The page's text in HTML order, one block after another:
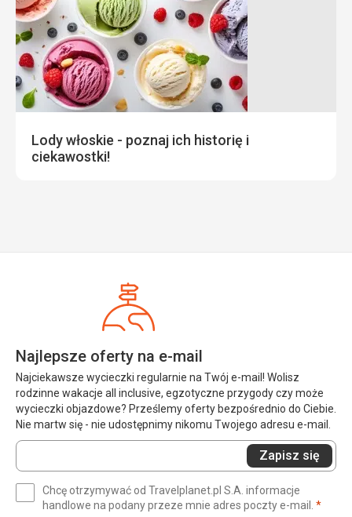
Lody włoskie - poznaj ich historię i
ciekawostki!
Najlepsze oferty na e-mail
Najciekawsze wycieczki regularnie na Twój e-mail! Wolisz
rodzinne wakacje all inclusive, egzotyczne przygody czy może
wycieczki objazdowe? Prześlemy oferty bezpośrednio do Ciebie.
Nie martw się - nie udostępnimy nikomu Twojego adresu e-mail.
Wprowadź
swój
(wymagane)
Zapisz się
Chcę otrzymywać od Travelplanet.pl S.A. informacje
handlowe na podany przeze mnie adres poczty e-mail. *